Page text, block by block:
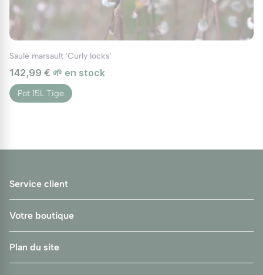
Saule marsault 'Curly locks'
142,99 € 🌱 en stock
Pot 15L Tige
Service client
Votre boutique
Plan du site